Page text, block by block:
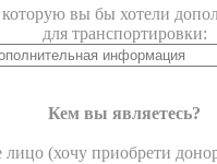
вы бы хотели
для транспортировки:
Кем вы являетесь?
лицо (хочу приобрети